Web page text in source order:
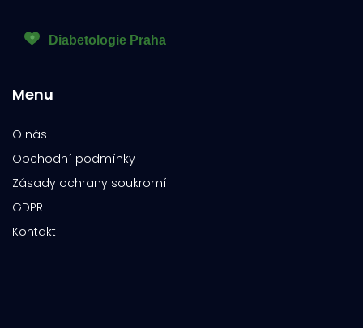
Menu
O nás
Obchodní podmínky
Zásady ochrany soukromí
GDPR
Kontakt